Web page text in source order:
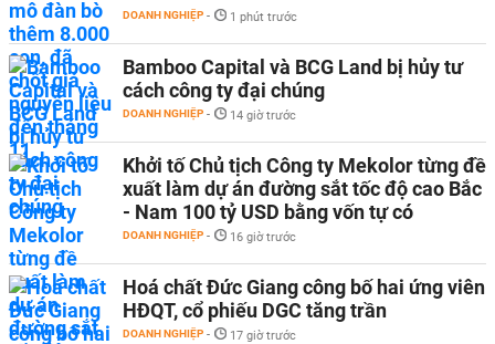
DOANH NGHIỆP - 1 phút trước
Bamboo Capital và BCG Land bị hủy tư
cách công ty đại chúng
DOANH NGHIỆP - 14 giờ trước
Khởi tố Chủ tịch Công ty Mekolor từng đề
xuất làm dự án đường sắt tốc độ cao Bắc
- Nam 100 tỷ USD bằng vốn tự có
DOANH NGHIỆP - 16 giờ trước
Hoá chất Đức Giang công bố hai ứng viên
HĐQT, cổ phiếu DGC tăng trần
DOANH NGHIỆP - 17 giờ trước